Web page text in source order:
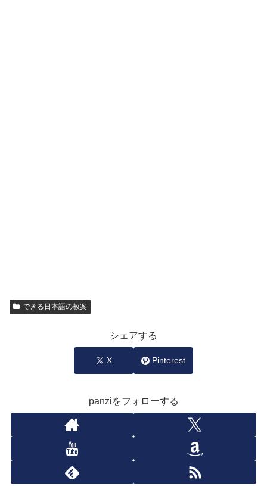
できる日本語の教案
シェアする
X Pinterest
panziをフォローする